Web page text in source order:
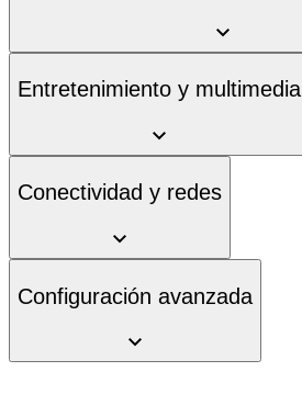
Entretenimiento y multimedia
Conectividad y redes
Configuración avanzada